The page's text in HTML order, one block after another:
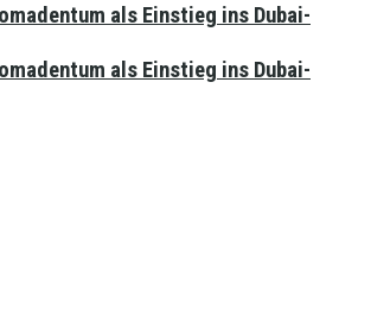
als Einstieg ins Dubai-
als Einstieg ins Dubai-